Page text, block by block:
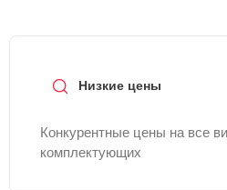
Низкие цены
Конкурентные цены на все
комплектующих